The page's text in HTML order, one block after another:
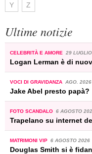
Y Z
Ultime notizie
CELEBRITÀ E AMORE 29
Logan Lerman è di
VOCI DI GRAVIDANZA AGO. 2026
Jake Abel presto papà?
FOTO SCANDALO 6 AGOSTO
Trapelano su internet
MATRIMONI VIP 6 AGOSTO 2026
Douglas Smith si è